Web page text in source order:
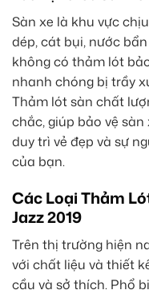
Sàn xe là khu vực
dép, cát bụi, nước
không có thảm lót
nhanh chóng bị trầy
Thảm lót sàn chất
chắc, giúp bảo vệ
duy trì vẻ đẹp và sự
của bạn.
Các Loại Thảm
Jazz 2019
Trên thị trường hiện
với chất liệu và thiết
cầu và sở thích. Phổ